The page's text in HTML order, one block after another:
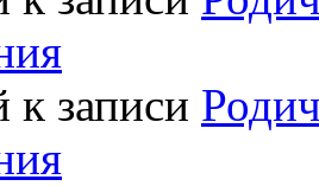
к записи